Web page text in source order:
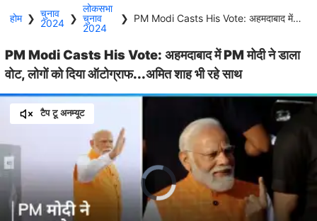
होम ❯ चुनाव
2024 ❯
लोकसभा
चुनाव
2024
❯ PM Modi Casts His Vote: अहमदाबाद में PM मोदी ने डाला वोट, लोगों को दिया ऑटोग्राफ...अमित शाह भी रहे साथ
PM Modi Casts His Vote: अहमदाबाद में PM मोदी ने डाला
वोट, लोगों को दिया ऑटोग्राफ...अमित शाह भी रहे साथ
टैप टू अनम्यूट
Video
Player
is
loading.